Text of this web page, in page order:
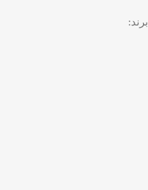
برند: